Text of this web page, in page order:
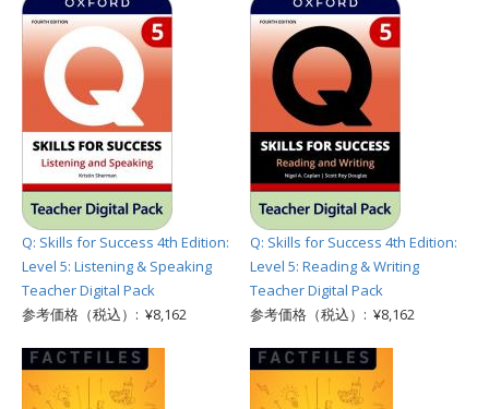
Q: Skills for Success 4th Edition:
Level 5: Listening & Speaking
Teacher Digital Pack
参考価格（税込）: ¥8,162
Q: Skills for Success 4th Edition:
Level 5: Reading & Writing
Teacher Digital Pack
参考価格（税込）: ¥8,162